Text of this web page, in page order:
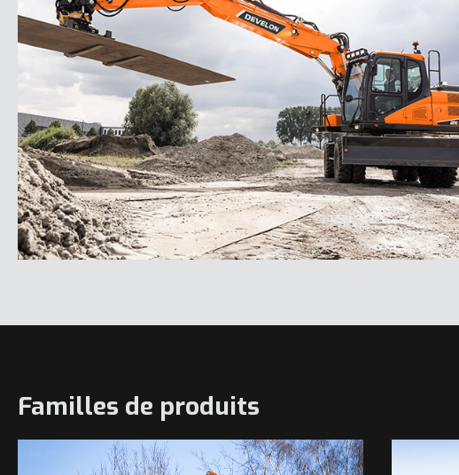
Familles de produits